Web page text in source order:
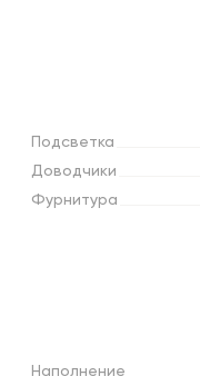
Подсветка
Доводчики
Фурнитура
Наполнение